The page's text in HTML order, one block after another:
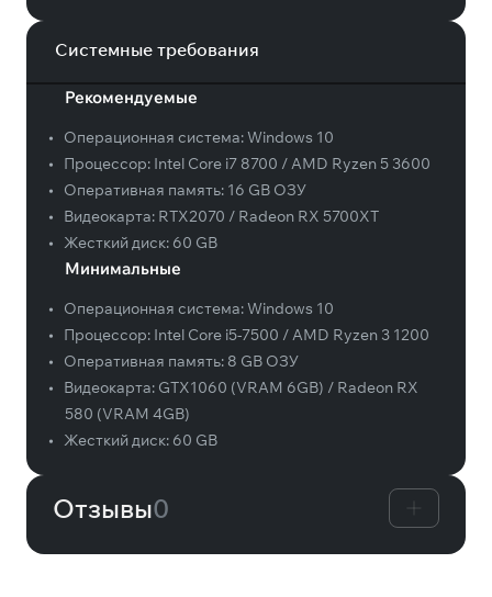
Системные требования
Рекомендуемые
• Операционная система:Windows 10
•
Процессор: Intel Core i7 8700 / AMD Ryzen 5 3600
•
Оперативная память: 16 GB ОЗУ
•
Видеокарта: RTX2070 / Radeon RX 5700XT
•
Жесткий диск: 60 GB
Минимальные
• Операционная система:Windows 10
•
Процессор: Intel Core i5-7500 / AMD Ryzen 3 1200
•
Оперативная память: 8 GB ОЗУ
•
Видеокарта: GTX1060 (VRAM 6GB) / Radeon RX
580 (VRAM 4GB)
•
Жесткий диск: 60 GB
Отзывы0